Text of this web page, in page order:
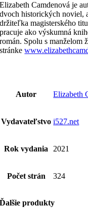
Elizabeth Camdenová je
dvoch historických noviel,
držiteľka magisterského
pracuje ako výskumná
román. Spolu s manželom
stránke
Autor Elizabeth
Vydavateľstvo i527.net
Rok vydania 2021
Počet strán 324
Ďalšie produkty